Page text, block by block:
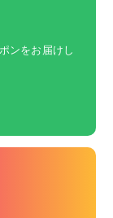
ンをお届けし